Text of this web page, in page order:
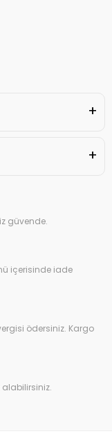
güvende.
içerisinde iade
ödersiniz. Kargo
alabilirsiniz.